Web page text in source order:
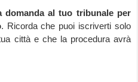
domanda al tuo tribunale per
. Ricorda che puoi iscriverti solo
città e che la procedura avrà